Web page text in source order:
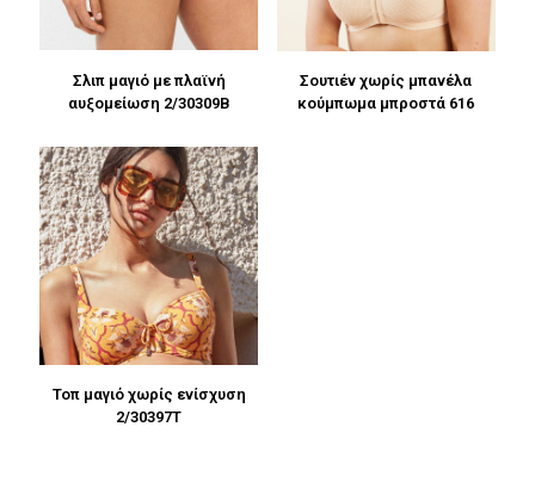
Σλιπ μαγιό με πλαϊνή
αυξομείωση 2/30309B
Σουτιέν χωρίς μπανέλα
κούμπωμα μπροστά 616
Τοπ μαγιό χωρίς ενίσχυση
2/30397T